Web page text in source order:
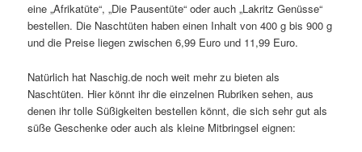
eine „Afrikatüte“, „Die Pausentüte“ oder auch „Lakritz Genüsse“
bestellen. Die Naschtüten haben einen Inhalt von 400 g bis 900 g
und die Preise liegen zwischen 6,99 Euro und 11,99 Euro.
Natürlich hat Naschig.de noch weit mehr zu bieten als
Naschtüten. Hier könnt ihr die einzelnen Rubriken sehen, aus
denen ihr tolle Süßigkeiten bestellen könnt, die sich sehr gut als
süße Geschenke oder auch als kleine Mitbringsel eignen: